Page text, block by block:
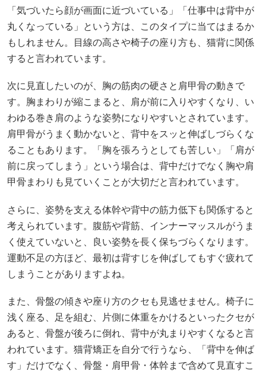
「気づいたら顔が画面に近づいている」「仕事中は背中が
丸くなっている」という方は、このタイプに当てはまるか
もしれません。目線の高さや椅子の座り方も、猫背に関係
すると言われています。
次に見直したいのが、胸の筋肉の硬さと肩甲骨の動きで
す。胸まわりが縮こまると、肩が前に入りやすくなり、い
わゆる巻き肩のような姿勢になりやすいとされています。
肩甲骨がうまく動かないと、背中をスッと伸ばしづらくな
ることもあります。「胸を張ろうとしても苦しい」「肩が
前に戻ってしまう」という場合は、背中だけでなく胸や肩
甲骨まわりも見ていくことが大切だと言われています。
さらに、姿勢を支える体幹や背中の筋力低下も関係すると
考えられています。腹筋や背筋、インナーマッスルがうま
く使えていないと、良い姿勢を長く保ちづらくなります。
運動不足の方ほど、最初は背すじを伸ばしてもすぐ疲れて
しまうことがありますよね。
また、骨盤の傾きや座り方のクセも見逃せません。椅子に
浅く座る、足を組む、片側に体重をかけるといったクセが
あると、骨盤が後ろに倒れ、背中が丸まりやすくなると言
われています。猫背矯正を自分で行うなら、「背中を伸ば
す」だけでなく、骨盤・肩甲骨・体幹まで含めて見直すこ